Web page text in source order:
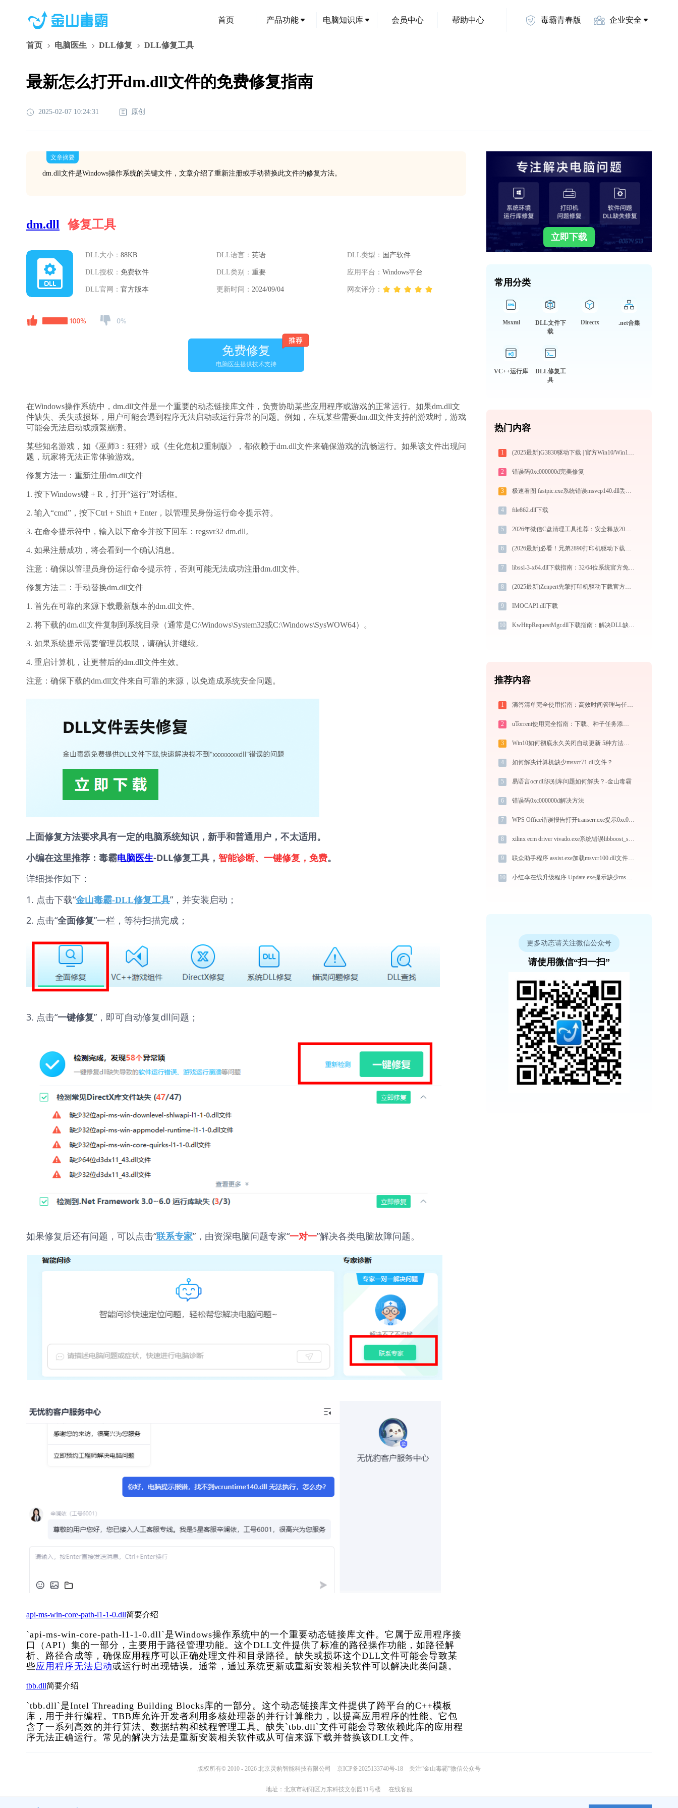
首页 产品功能 电脑知识库 会员中心 帮助中心 毒霸青春版 企业安全
首页 电脑医生 DLL修复 DLL修复工具
最新怎么打开dm.dll文件的免费修复指南
2025-02-07 10:24:31 原创
文章摘要
dm.dll文件是Windows操作系统的关键文件，文章介绍了重新注册或手动替换此文件的修复方法。
dm.dll 修复工具
DLL大小： 88KB
DLL授权： 免费软件
DLL官网： 官方版本
DLL语言： 英语
DLL类别： 重要
更新时间： 2024/09/04
DLL类型： 国产软件
应用平台：Windows平台
网友评分：
免费修复
电脑医生提供技术支持
在Windows操作系统中，dm.dll文件是一个重要的动态链接库文件，负责协助某些应用程序或游戏的正常运行。如果dm.dll文
件缺失、丢失或损坏，用户可能会遇到程序无法启动或运行异常的问题。例如，在玩某些需要dm.dll文件支持的游戏时，游戏
可能会无法启动或频繁崩溃。
某些知名游戏，如《巫师3：狂猎》或《生化危机2重制版》，都依赖于dm.dll文件来确保游戏的流畅运行。如果该文件出现问
题，玩家将无法正常体验游戏。
修复方法一：重新注册dm.dll文件
1. 按下Windows键 + R，打开“运行”对话框。
2. 输入“cmd”，按下Ctrl + Shift + Enter，以管理员身份运行命令提示符。
3. 在命令提示符中，输入以下命令并按下回车：regsvr32 dm.dll。
4. 如果注册成功，将会看到一个确认消息。
注意：确保以管理员身份运行命令提示符，否则可能无法成功注册dm.dll文件。
修复方法二：手动替换dm.dll文件
1. 首先在可靠的来源下载最新版本的dm.dll文件。
2. 将下载的dm.dll文件复制到系统目录（通常是C:\Windows\System32或C:\Windows\SysWOW64）。
3. 如果系统提示需要管理员权限，请确认并继续。
4. 重启计算机，让更替后的dm.dll文件生效。
注意：确保下载的dm.dll文件来自可靠的来源，以免造成系统安全问题。
上面修复方法要求具有一定的电脑系统知识，新手和普通用户，不太适用。
小编在这里推荐：毒霸电脑医生-DLL修复工具， 智能诊断、一键修复，免费。
详细操作如下：
1. 点击下载“金山毒霸-DLL修复工具”，并安装启动；
2. 点击“全面修复”一栏，等待扫描完成；
3. 点击“一键修复”，即可自动修复dll问题；
如果修复后还有问题，可以点击“联系专家”，由资深电脑问题专家“一对一”解决各类电脑故障问题。
api-ms-win-core-path-l1-1-0.dll简要介绍
`api-ms-win-core-path-l1-1-0.dll`是Windows操作系统中的一个重要动态链接库文件。它属于应用程序接
口（API）集的一部分，主要用于路径管理功能。这个DLL文件提供了标准的路径操作功能，如路径解
析、路径合成等，确保应用程序可以正确处理文件和目录路径。缺失或损坏这个DLL文件可能会导致某
些应用程序无法启动或运行时出现错误。通常，通过系统更新或重新安装相关软件可以解决此类问题。
tbb.dll简要介绍
`tbb.dll`是Intel Threading Building Blocks库的一部分。这个动态链接库文件提供了跨平台的C++模板
库，用于并行编程。TBB库允许开发者利用多核处理器的并行计算能力，以提高应用程序的性能。它包
含了一系列高效的并行算法、数据结构和线程管理工具。缺失`tbb.dll`文件可能会导致依赖此库的应用程
序无法正确运行。常见的解决方法是重新安装相关软件或从可信来源下载并替换该DLL文件。
立即下载
常用分类
Msxml
DLL文件下
载
Directx .net合集
VC++运行库
DLL修复工
具
热门内容
1 (2025最新)G3830驱动下载 | 官方Win10/Win11兼容
2 错误码0xc000000d完美修复
3 极速看图 fastpic.exe系统错误msvcp140.dll丢失如何解决
4 file862.dll下载
5 2026年微信C盘清理工具推荐：安全释放20G，聊天记录绝不丢
6 (2026最新)必看！兄弟2890打印机驱动下载与安装的正确姿势
7 libssl-3-x64.dll下载指南：32/64位系统官方免费解决方案
8 (2025最新)Zenpert先擎打印机驱动下载官方支持Win10/Win11
9 IMOCAPI.dll下载
10 KwHttpRequestMgr.dll下载指南：解决DLL缺失问题的完整教程 - 32/64位官方免费版
推荐内容
1 滴答清单完全使用指南：高效时间管理与任务规划工具，让你的每一天井井有条
2 uTorrent使用完全指南：下载、种子任务添加、优化设置与BT客户端对比
3 Win10如何彻底永久关闭自动更新 5种方法教你永久关闭win10自动更新
4 如何解决计算机缺少msvcr71.dll文件？
5 易语言ocr.dll识别库问题如何解决？-金山毒霸
6 错误码0xc000000d解决方法
7 WPS Office错误报告打开transerr.exe提示0xc000000d错误码怎么办
8 xilinx ecm driver vivado.exe系统错误libboost_signals.dll丢失如何解决
9 联众助手程序 assist.exe加载msvcr100.dll文件丢失处理办法
10 小红伞在线升级程序 Update.exe提示缺少msvcr100.dll文件的解决办法
更多动态请关注微信公众号
请使用微信“扫一扫”
版权所有© 2010 - 2026 北京灵豹智能科技有限公司 京ICP备2025133740号-18 关注“金山毒霸”微信公众号
地址：北京市朝阳区万东科技文创园11号楼 在线客服